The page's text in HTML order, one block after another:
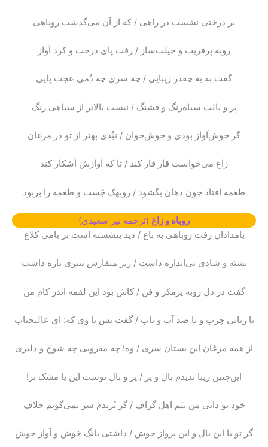
بر درختی نشست در راهی / که از آن می‌گذشت روباهی
روبه پرفریب و حیلت‌ساز / رفت پای درخت و کرد آواز
گفت به به چقدر زیبایی / چه سری چه دُمی عجب پایی
پر و بالت سیاه‌رنگ و قشنگ / نیست بالاتر از سیاهی رنگ
گر خوش‌آواز بودی و خوش‌خوان / نبُدی بهتر از تو در مرغان
زاغ می‌خواست قار قار کند / تا که آوازش آشکار کند
طعمه افتاد چون دهان بگشود / روبهک جَست و طعمه را بربود
روباه و زاغ (ترجمه نیر سعیدی)
بامدادان رفت روباهی به باغ / دید بنشسته است بر بامی کلاغ
نشئه و شادی بی‌اندازه داشت / زیر منقارش پنیری تازه داشت
گفت در دل روبه پرمکر و فن / کاش بود این لقمه اندر کام من
با زبانی چرب و با صد آب و تاب / گفت پس با وی که: ای عالیجناب
از همه مرغان این بستان سری / وه! چه مه‌رویی چه شوخ و دلبری
این‌چنین زیبا ندیدم بال و پر / پر و بال توست این یا مشک تر!
خود تو دانی من نیَم اهل گزاف / گر بُرندم سر نمی‌گویم خلاف
گر تو با این بال و این پرواز خوش / داشتی بانگ خوش و آواز خوش